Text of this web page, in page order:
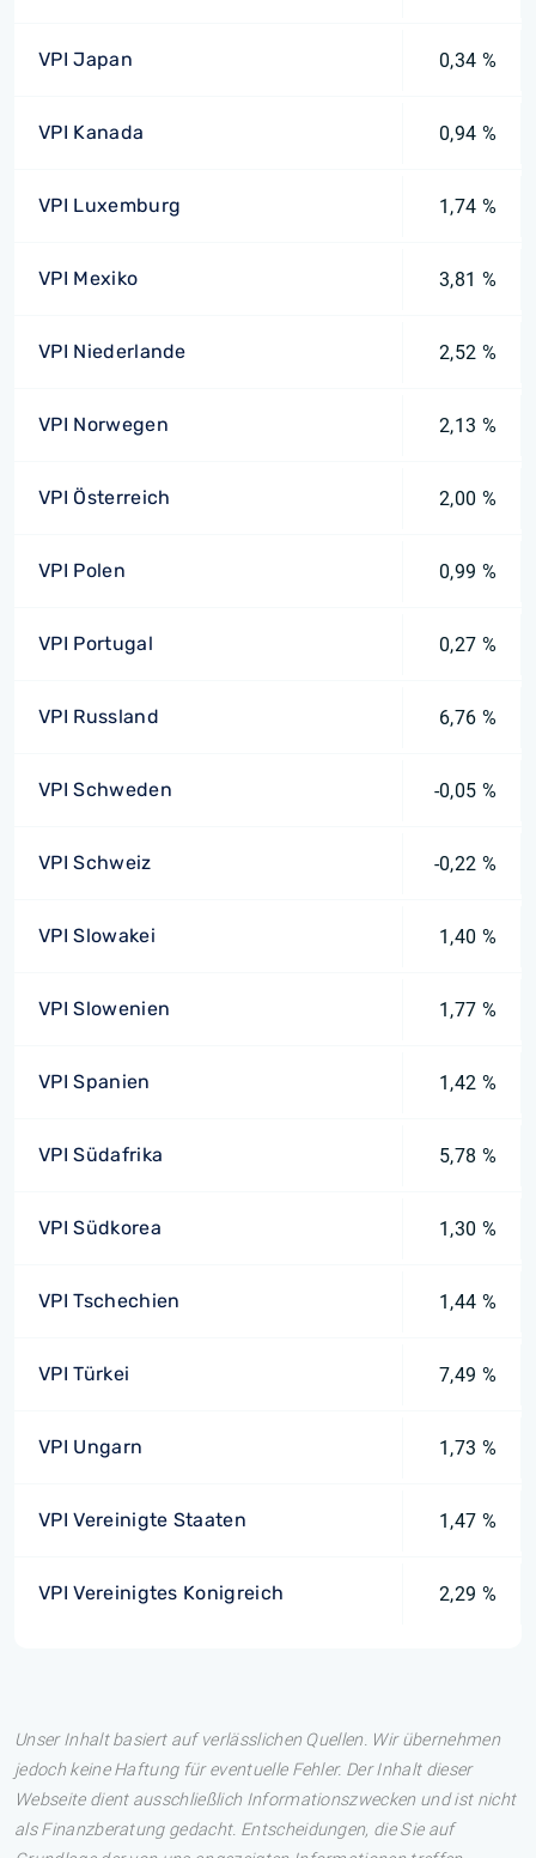
VPI Japan 0,34 %
VPI Kanada 0,94 %
VPI Luxemburg 1,74 %
VPI Mexiko 3,81 %
VPI Niederlande 2,52 %
VPI Norwegen 2,13 %
VPI Österreich 2,00 %
VPI Polen 0,99 %
VPI Portugal 0,27 %
VPI Russland 6,76 %
VPI Schweden -0,05 %
VPI Schweiz -0,22 %
VPI Slowakei 1,40 %
VPI Slowenien 1,77 %
VPI Spanien 1,42 %
VPI Südafrika 5,78 %
VPI Südkorea 1,30 %
VPI Tschechien 1,44 %
VPI Türkei 7,49 %
VPI Ungarn 1,73 %
VPI Vereinigte Staaten 1,47 %
VPI Vereinigtes Konigreich 2,29 %
Unser Inhalt basiert auf verlässlichen Quellen. Wir übernehmen
jedoch keine Haftung für eventuelle Fehler. Der Inhalt dieser
Webseite dient ausschließlich Informationszwecken und ist nicht
als Finanzberatung gedacht. Entscheidungen, die Sie auf